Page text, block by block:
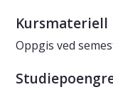
Kursmateriell
Oppgis ved